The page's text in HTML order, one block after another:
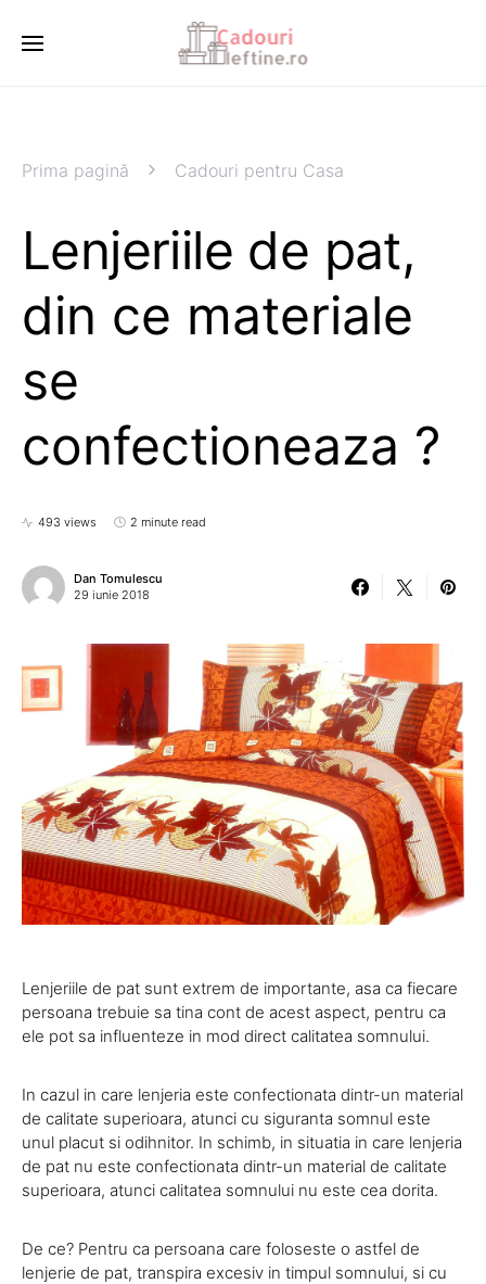
Prima pagină Cadouri pentru Casa
Lenjeriile de pat,
din ce materiale
se
confectioneaza ?
493 views 2 minute read
Dan Tomulescu
29 iunie 2018
Lenjeriile de pat sunt extrem de importante, asa ca fiecare
persoana trebuie sa tina cont de acest aspect, pentru ca
ele pot sa influenteze in mod direct calitatea somnului.
In cazul in care lenjeria este confectionata dintr-un material
de calitate superioara, atunci cu siguranta somnul este
unul placut si odihnitor. In schimb, in situatia in care lenjeria
de pat nu este confectionata dintr-un material de calitate
superioara, atunci calitatea somnului nu este cea dorita.
De ce? Pentru ca persoana care foloseste o astfel de
lenjerie de pat, transpira excesiv in timpul somnului, si cu